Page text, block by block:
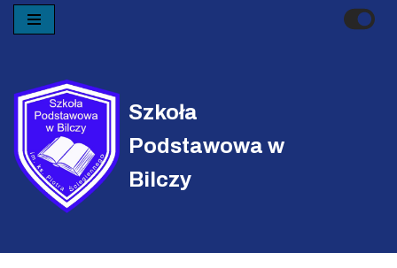
treści
Szkoła
Podstawowa w
Bilczy